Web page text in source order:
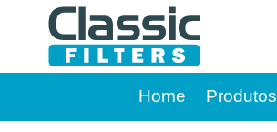
Home Produtos